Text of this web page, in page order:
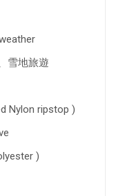
雪地旅遊
Nylon ripstop )
)